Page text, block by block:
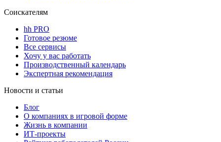
Соискателям
hh PRO
Готовое резюме
Все сервисы
Хочу у вас работать
Производственный календарь
Экспертная рекомендация
Новости и статьи
Блог
О компаниях в игровой форме
Жизнь в компании
ИТ-проекты